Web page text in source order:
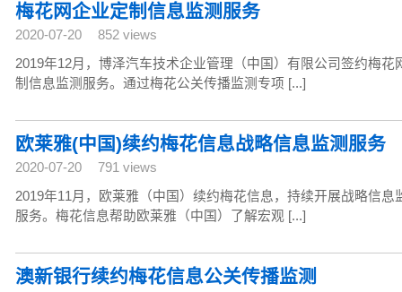
梅花网企业定制信息监测服务
2020-07-20
852 views
2019年12月，博泽汽车技术企业管理（中国）有限公司签约梅花
制信息监测服务。通过梅花公关传播监测专项 [...]
欧莱雅(中国)续约梅花信息战略信息监测服务
2020-07-20
791 views
2019年11月，欧莱雅（中国）续约梅花信息，持续开展战略信息
服务。梅花信息帮助欧莱雅（中国）了解宏观 [...]
澳新银行续约梅花信息公关传播监测